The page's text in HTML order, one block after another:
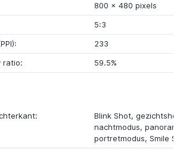
800 x 480 pixels
5:3
233
ratio:
59.5%
Blink Shot,
nachtmodus,
portretmodus, Smile